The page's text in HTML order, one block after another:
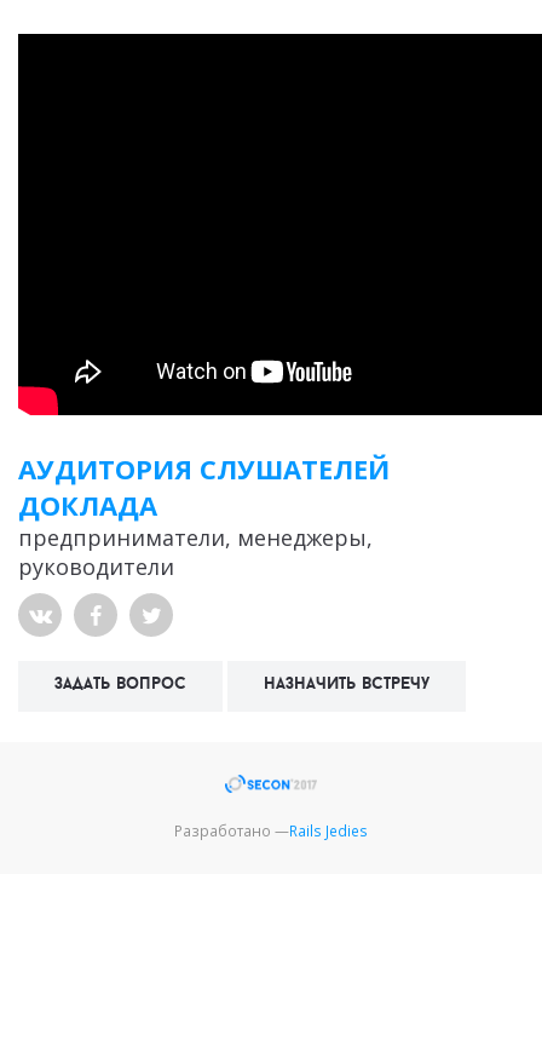
АУДИТОРИЯ СЛУШАТЕЛЕЙ
ДОКЛАДА
предприниматели, менеджеры,
руководители
задать вопрос назначить встречу
Разработано —Rails Jedies